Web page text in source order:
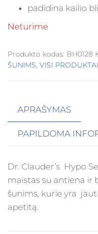
padidina kailio
Neturime
Produkto kodas: BH0128
ŠUNIMS, VISI PRODUKTAI
APRAŠYMAS
PAPILDOMA
Dr. Clauder’s Hypo
maistas su antiena ir
šunims, kurie yra
apetitą.